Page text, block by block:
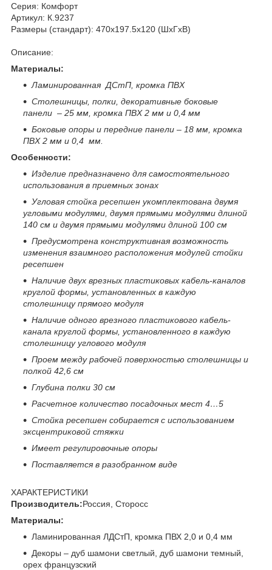
Серия: Комфорт
Артикул: К.9237
Размеры (стандарт): 470x197.5x120 (ШхГхВ)
Описание:
Материалы:
Ламинированная ДСтП, кромка ПВХ
Столешницы, полки, декоративные боковые
панели – 25 мм, кромка ПВХ 2 мм и 0,4 мм
Боковые опоры и передние панели – 18 мм, кромка
ПВХ 2 мм и 0,4 мм.
Особенности:
Изделие предназначено для самостоятельного
использования в приемных зонах
Угловая стойка ресепшен укомплектована двумя
угловыми модулями, двумя прямыми модулями длиной
140 см и двумя прямыми модулями длиной 100 см
Предусмотрена конструктивная возможность
изменения взаимного расположения модулей стойки
ресепшен
Наличие двух врезных пластиковых кабель-каналов
круглой формы, установленных в каждую
столешницу прямого модуля
Наличие одного врезного пластикового кабель-
канала круглой формы, установленного в каждую
столешницу углового модуля
Проем между рабочей поверхностью столешницы и
полкой 42,6 см
Глубина полки 30 см
Расчетное количество посадочных мест 4…5
Стойка ресепшен собирается с использованием
эксцентриковой стяжки
Имеет регулировочные опоры
Поставляется в разобранном виде
ХАРАКТЕРИСТИКИ
Производитель:Россия, Сторосс
Материалы:
Ламинированная ЛДСтП, кромка ПВХ 2,0 и 0,4 мм
Декоры – дуб шамони светлый, дуб шамони темный,
орех французский